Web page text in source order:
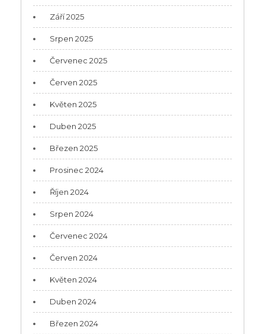
Září 2025
Srpen 2025
Červenec 2025
Červen 2025
Květen 2025
Duben 2025
Březen 2025
Prosinec 2024
Říjen 2024
Srpen 2024
Červenec 2024
Červen 2024
Květen 2024
Duben 2024
Březen 2024